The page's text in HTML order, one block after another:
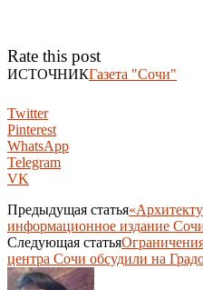
Rate this post
ИСТОЧНИКГазета "Сочи"
Twitter
Pinterest
WhatsApp
Telegram
VK
Предыдущая статья
информационное издание
Следующая статья
центра Сочи обсудили на